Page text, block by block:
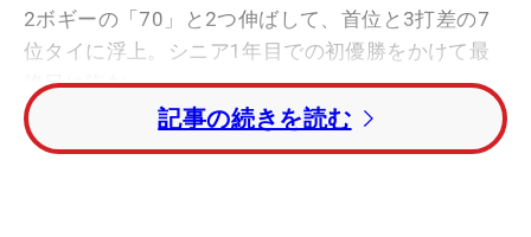
2ボギーの「70」と2つ伸ばして、首位と3打差の7
位タイに浮上。シニア1年目での初優勝をかけて最
終日に臨む。
「今日終わって4打差なら明日（最終日）は楽しみ
記事の続きを読む